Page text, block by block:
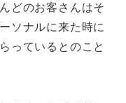
どのお客さんはそ
ソナルに来た時に
っているとのこと